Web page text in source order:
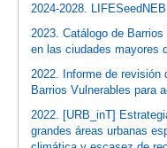
2024-2028. LIFESeedNEB
2023. Catálogo de
en las ciudades mayores
2022. Informe de revisión
Barrios Vulnerables para
2022. [URB_inT]
grandes áreas urbanas